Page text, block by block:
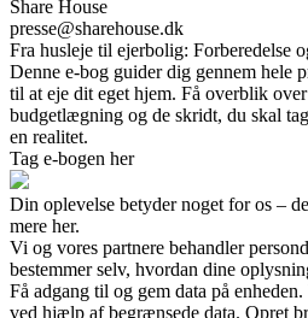
Share House
presse@sharehouse.dk
Fra husleje til ejerbolig: Forberedelse
Denne e-bog guider dig gennem hele
til at eje dit eget hjem. Få overblik
budgetlægning og de skridt, du skal
en realitet.
Tag e-bogen her
Din oplevelse betyder noget for os –
mere her.
Vi og vores partnere behandler
bestemmer selv, hvordan dine
Få adgang til og gem data på
ved hjælp af begrænsede data. Opret